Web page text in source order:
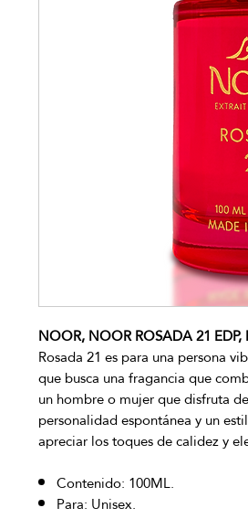
NOOR, NOOR ROSADA 21 EDP,
Rosada 21 es para una persona
que busca una fragancia que
un hombre o mujer que disfruta
personalidad espontánea y un
apreciar los toques de calidez y
Contenido: 100ML.
Para: Unisex.